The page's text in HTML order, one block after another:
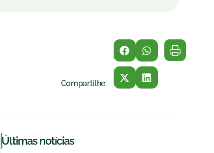
Compartilhe:
|Últimas notícias